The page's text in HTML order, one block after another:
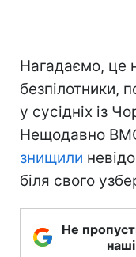
Нагадаємо, це
безпілотники,
у сусідніх із
Нещодавно
знищили
біля свого
Не